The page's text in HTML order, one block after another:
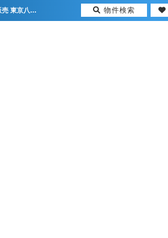
★新着物件情報★八王子市万町 中古マンション 3,680万円【更新】 | 首都圏の不動産はセンチュリー21マックス不動産販売 東京八王子店・東京荻窪店 物件検索